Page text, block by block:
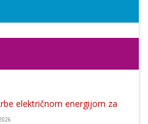
električnom energijom za